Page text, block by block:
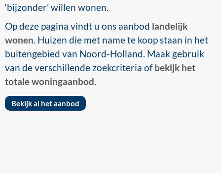
‘bijzonder’ willen wonen.
Op deze pagina vindt u ons aanbod landelijk
wonen. Huizen die met name te koop staan in het
buitengebied van Noord-Holland. Maak gebruik
van de verschillende zoekcriteria ofbekijk het
totale woningaanbod.
Bekijk al het aanbod